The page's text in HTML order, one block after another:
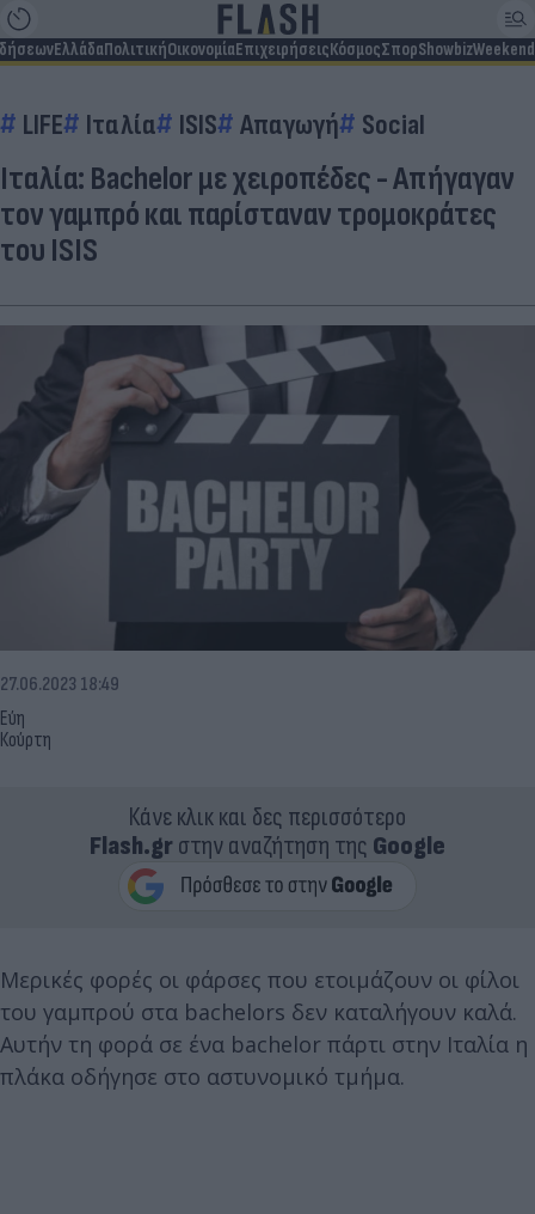
ΕλλάδαΠολιτικήΟικονομίαΕπιχειρήσειςΚόσμοςΣπορShowbizWeekend
LIFE Ιταλία ISIS Απαγωγή Social
Ιταλία: Bachelor με χειροπέδες - Απήγαγαν
τον γαμπρό και παρίσταναν τρομοκράτες
του ISIS
Εύη
Κούρτη
27.06.2023 18:49
Κάνε κλικ και δες περισσότερο
Flash.grστην αναζήτηση της Google
Μερικές φορές οι φάρσες που ετοιμάζουν οι φίλοι
του γαμπρού στα bachelors δεν καταλήγουν καλά.
Αυτήν τη φορά σε ένα bachelor πάρτι στην Ιταλία η
πλάκα οδήγησε στο αστυνομικό τμήμα.